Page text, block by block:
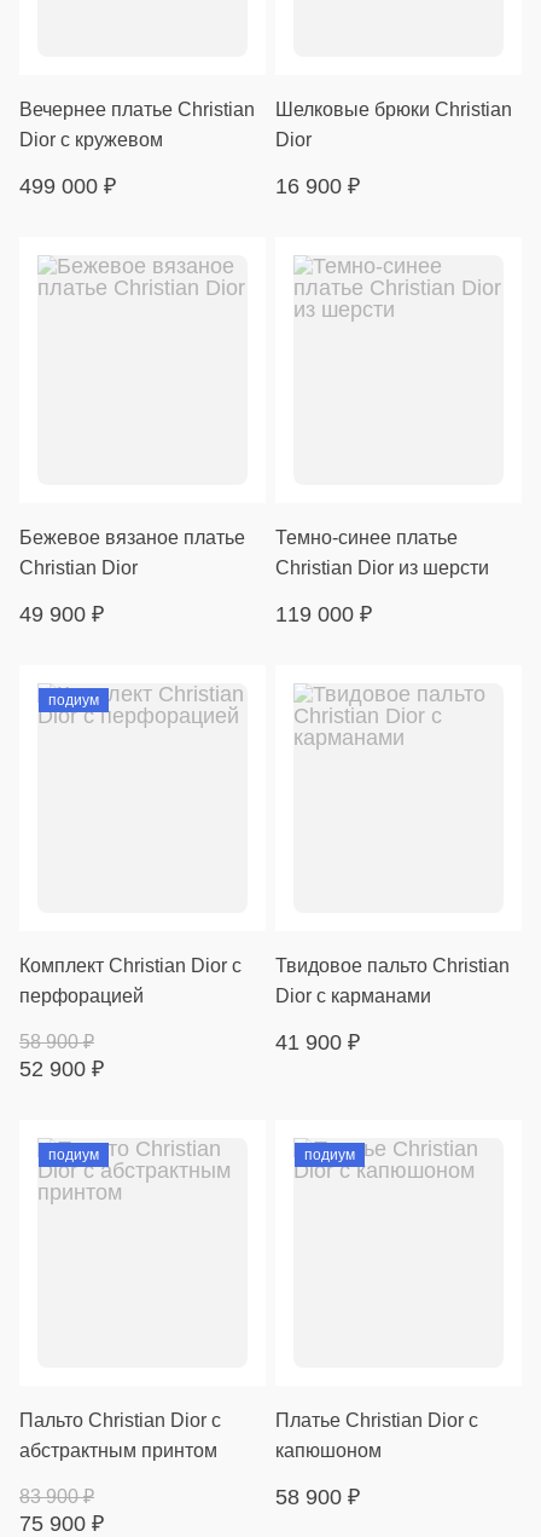
Вечернее платье Christian
Dior с кружевом
499 000 ₽
Шелковые брюки Christian
Dior
16 900 ₽
Бежевое вязаное платье
Christian Dior
49 900 ₽
Темно-синее платье
Christian Dior из шерсти
119 000 ₽
подиум
Комплект Christian Dior с
перфорацией
52 900 ₽
58 900₽
Твидовое пальто Christian
Dior с карманами
41 900 ₽
подиум
Пальто Christian Dior с
абстрактным принтом
75 900 ₽
83 900₽
подиум
Платье Christian Dior с
капюшоном
58 900 ₽